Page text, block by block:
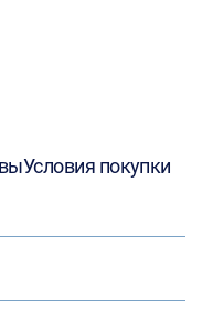
Условия покупки